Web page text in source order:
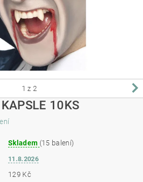
1 z 2
10KS
Skladem (15 balení)
11.8.2026
129 Kč